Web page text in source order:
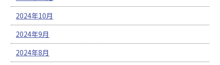
2024年10月
2024年9月
2024年8月